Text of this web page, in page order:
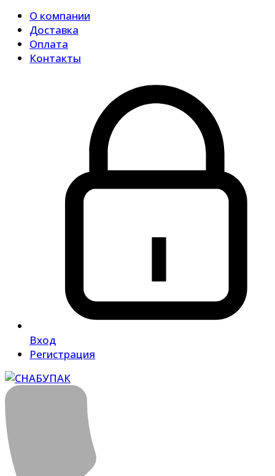
О компании
Доставка
Оплата
Контакты
Вход
Регистрация